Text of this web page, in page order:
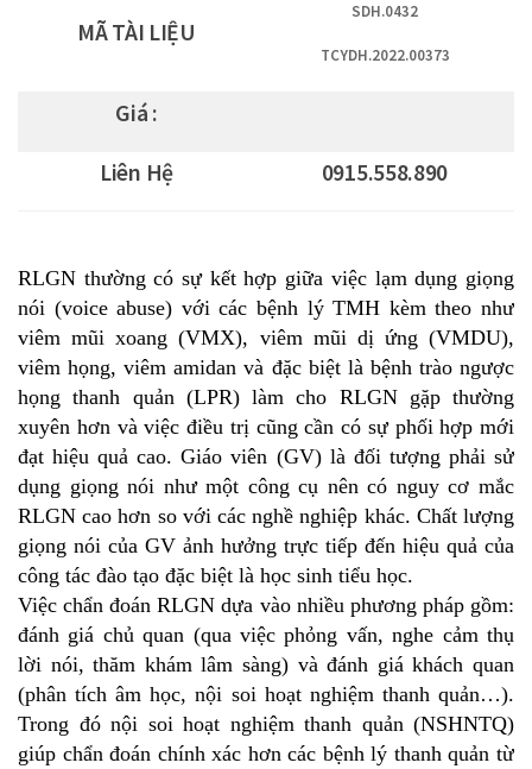
MÃ TÀI LIỆU
SDH.0432
TCYDH.2022.00373
Giá :
Liên Hệ 0915.558.890
RLGN thường có sự kết hợp giữa việc lạm dụng giọng
nói (voice abuse) với các bệnh lý TMH kèm theo như
viêm mũi xoang (VMX), viêm mũi dị ứng (VMDU),
viêm họng, viêm amidan và đặc biệt là bệnh trào ngược
họng thanh quản (LPR) làm cho RLGN gặp thường
xuyên hơn và việc điều trị cũng cần có sự phối hợp mới
đạt hiệu quả cao. Giáo viên (GV) là đối tượng phải sử
dụng giọng nói như một công cụ nên có nguy cơ mắc
RLGN cao hơn so với các nghề nghiệp khác. Chất lượng
giọng nói của GV ảnh hưởng trực tiếp đến hiệu quả của
công tác đào tạo đặc biệt là học sinh tiểu học.
Việc chẩn đoán RLGN dựa vào nhiều phương pháp gồm:
đánh giá chủ quan (qua việc phỏng vấn, nghe cảm thụ
lời nói, thăm khám lâm sàng) và đánh giá khách quan
(phân tích âm học, nội soi hoạt nghiệm thanh quản…).
Trong đó nội soi hoạt nghiệm thanh quản (NSHNTQ)
giúp chẩn đoán chính xác hơn các bệnh lý thanh quản từ